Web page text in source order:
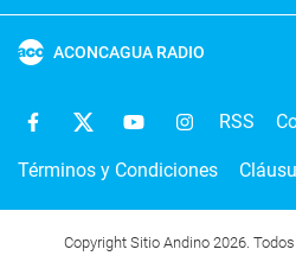
ACONCAGUA RADIO
RSS
Términos y Condiciones
Copyright Sitio Andino 2026.